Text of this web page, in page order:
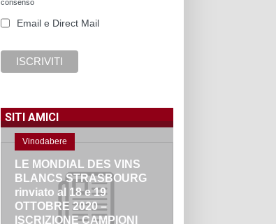
consenso
Email e Direct Mail
SITI AMICI
Vinodabere
LE MONDIAL DES VINS
BLANCS STRASBOURG
rinviato al 18 e 19
OTTOBRE 2020 –
ISCRIZIONE CAMPIONI